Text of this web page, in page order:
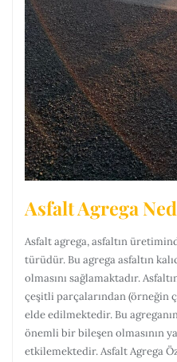
Asfalt Agrega
Asfalt agrega, asfaltın
türüdür. Bu agrega asfaltın
olmasını sağlamaktadır.
çeşitli parçalarından (örneğin
elde edilmektedir. Bu agreganın
önemli bir bileşen olmasının
etkilemektedir. Asfalt Agrega